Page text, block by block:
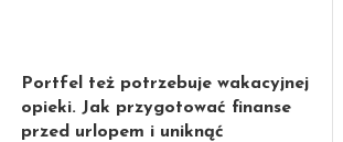
Portfel też potrzebuje wakacyjnej
opieki. Jak przygotować finanse
przed urlopem i uniknąć